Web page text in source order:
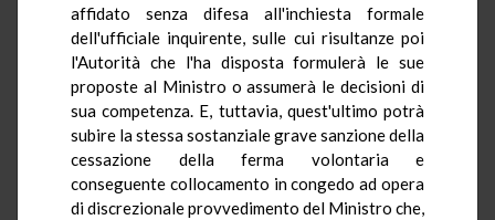
affidato senza difesa all'inchiesta formale
dell'ufficiale inquirente, sulle cui risultanze poi
l'Autorità che l'ha disposta formulerà le sue
proposte al Ministro o assumerà le decisioni di
sua competenza. E, tuttavia, quest'ultimo potrà
subire la stessa sostanziale grave sanzione della
cessazione della ferma volontaria e
conseguente collocamento in congedo ad opera
di discrezionale provvedimento del Ministro che,